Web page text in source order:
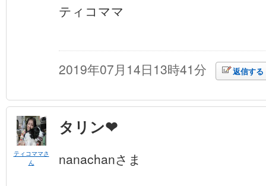
ティコママ
2019年07月14日13時41分 返信する
ティコママさ
ん
タリン❤︎
nanachanさま